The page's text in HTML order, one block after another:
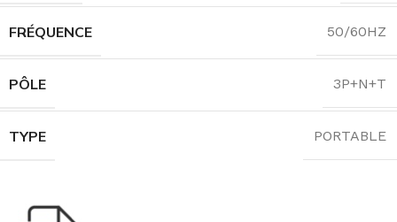
FRÉQUENCE 50/60HZ
PÔLE 3P+N+T
TYPE PORTABLE